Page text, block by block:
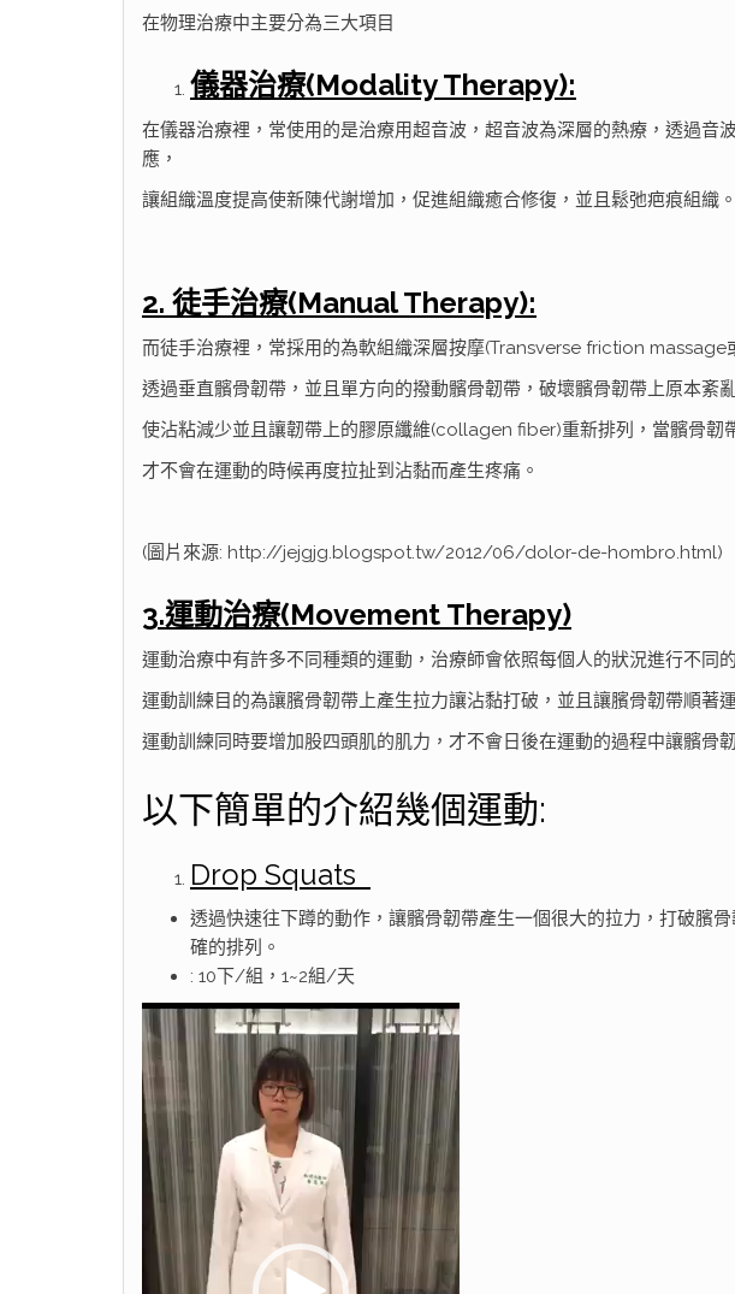
在物理治療中主要分為三大項目
儀器治療(Modality Therapy):
在儀器治療裡，常使用的是治療用超音波，超音波為深層的熱療，透過音
應，
讓組織溫度提高使新陳代謝增加，促進組織癒合修復，並且鬆弛疤痕組織。
2. 徒手治療(Manual Therapy):
而徒手治療裡，常採用的為軟組織深層按摩(Transverse friction
透過垂直髕骨韌帶，並且單方向的撥動髕骨韌帶，破壞髕骨韌帶上原本紊
使沾粘減少並且讓韌帶上的膠原纖維(collagen fiber)重新排列，當髕骨韌
才不會在運動的時候再度拉扯到沾黏而產生疼痛。
(圖片來源: http://jejgjg.blogspot.tw/2012/06/dolor-de-hombro.html)
3.運動治療(Movement Therapy)
運動治療中有許多不同種類的運動，治療師會依照每個人的狀況進行不同
運動訓練目的為讓臏骨韌帶上產生拉力讓沾黏打破，並且讓臏骨韌帶順著
運動訓練同時要增加股四頭肌的肌力，才不會日後在運動的過程中讓髕骨
以下簡單的介紹幾個運動:
Drop Squats
透過快速往下蹲的動作，讓髕骨韌帶產生一個很大的拉力，打破臏
確的排列。
: 10下/組，1~2組/天
視
訊
播
放
器